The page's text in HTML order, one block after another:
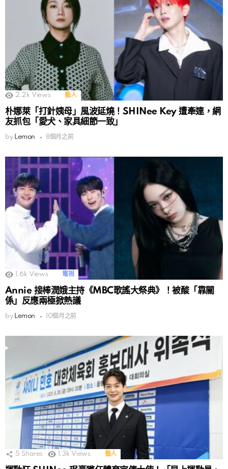
2.2k Views 藝人
朴娜萊「打針姨母」風波延燒！SHINee Key 遭牽連，網
友抓包「愛犬、家具細節一致」
by Lemon 8個月之前
1.6k Views 電視
Annie 接棒潤娥主持《MBC歌謠大祭典》！被酸「靠關
係」反應兩極掀熱議
by Lemon 10個月之前
5 Shares 1.3k Views 藝人